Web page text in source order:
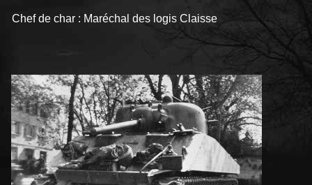
Chef de char : Maréchal des logis Claisse